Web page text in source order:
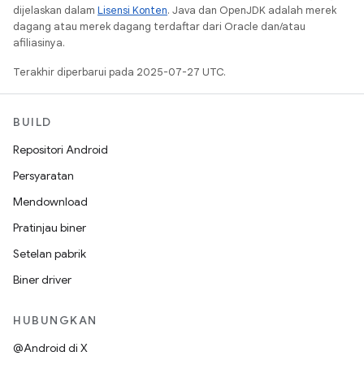
dijelaskan dalam Lisensi Konten. Java dan OpenJDK adalah merek
dagang atau merek dagang terdaftar dari Oracle dan/atau
afiliasinya.
Terakhir diperbarui pada 2025-07-27 UTC.
BUILD
Repositori Android
Persyaratan
Mendownload
Pratinjau biner
Setelan pabrik
Biner driver
HUBUNGKAN
@Android di X